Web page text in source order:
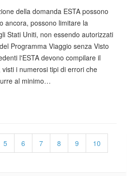
della domanda ESTA possono
ancora, possono limitare la
Stati Uniti, non essendo autorizzati
Programma Viaggio senza Visto
l'ESTA devono compilare il
i numerosi tipi di errori che
al minimo…
5 6 7 8 9
10